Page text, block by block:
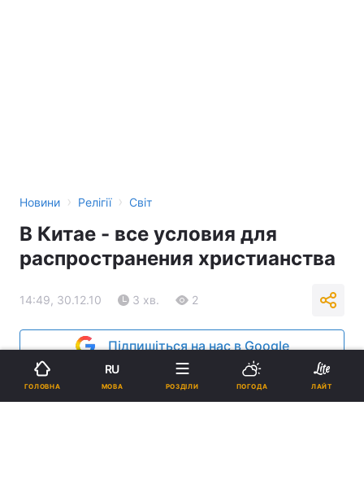
Новини › Релігії › Світ
В Китае - все условия для
распространения христианства
14:49, 30.12.10 3 хв. 2
Підпишіться на нас в Google
Реклама
ГОЛОВНА
RU
МОВА РОЗДІЛИ ПОГОДА ЛАЙТ